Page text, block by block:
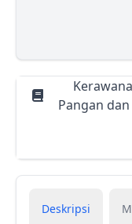
Pangan dan
Deskripsi